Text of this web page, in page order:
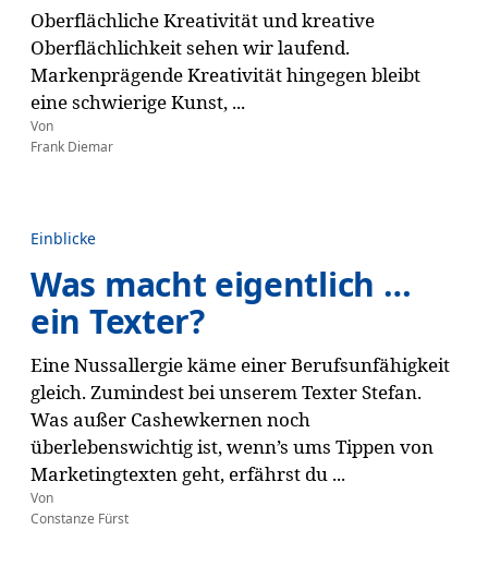
Oberflächliche Kreativität und kreative
Oberflächlichkeit sehen wir laufend.
Markenprägende Kreativität hingegen bleibt
eine schwierige Kunst, ...
Von
Frank Diemar
Einblicke
Was macht eigentlich …
ein Texter?
Eine Nussallergie käme einer Berufsunfähigkeit
gleich. Zumindest bei unserem Texter Stefan.
Was außer Cashewkernen noch
überlebenswichtig ist, wenn’s ums Tippen von
Marketingtexten geht, erfährst du ...
Von
Constanze Fürst